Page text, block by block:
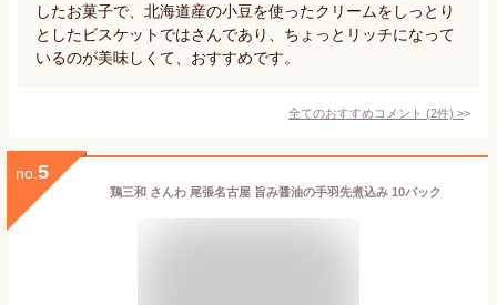
したお菓子で、北海道産の小豆を使ったクリームをしっとり
としたビスケットではさんであり、ちょっとリッチになって
いるのが美味しくて、おすすめです。
全てのおすすめコメント (2件) >
no. 5
鶏三和 さんわ 尾張名古屋 旨み醤油の手羽先煮込み 10パック